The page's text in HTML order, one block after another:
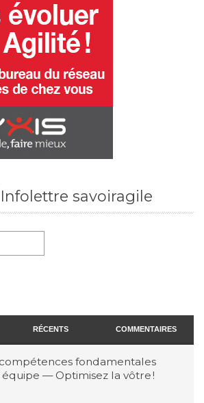
savoiragile
RÉCENTS COMMENTAIRES
fondamentales
équipe — Optimisez la vôtre !